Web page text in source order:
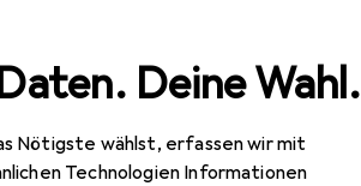
Deine Wahl.
Nötigste wählst, erfassen wir mit
Technologien Informationen
Haushalt Küche